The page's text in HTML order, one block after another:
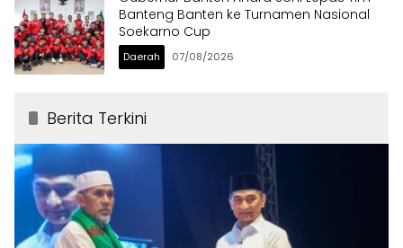
Banteng Banten ke Turnamen Nasional
Soekarno Cup
Daerah 07/08/2026
Berita Terkini